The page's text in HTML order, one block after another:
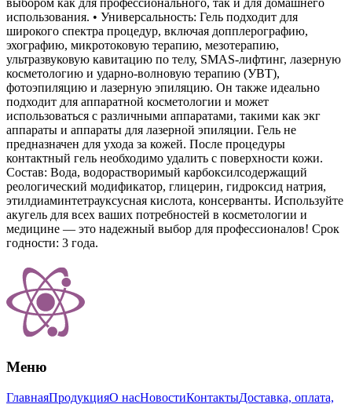
использования. • Универсальность: Гель подходит для
широкого спектра процедур, включая допплерографию,
эхографию, микротоковую терапию, мезотерапию,
ультразвуковую кавитацию по телу, SMAS-лифтинг, лазерную
косметологию и ударно-волновую терапию (УВТ),
фотоэпиляцию и лазерную эпиляцию. Он также идеально
подходит для аппаратной косметологии и может
использоваться с различными аппаратами, такими как экг
аппараты и аппараты для лазерной эпиляции. Гель не
предназначен для ухода за кожей. После процедуры
контактный гель необходимо удалить с поверхности кожи.
Состав: Вода, водорастворимый карбоксилсодержащий
реологический модификатор, глицерин, гидроксид натрия,
этилдиаминтетрауксусная кислота, консерванты. Используйте
акугель для всех ваших потребностей в косметологии и
медицине — это надежный выбор для профессионалов! Срок
годности: 3 года.
Меню
ГлавнаяПродукцияО насНовостиКонтактыДоставка, оплата,